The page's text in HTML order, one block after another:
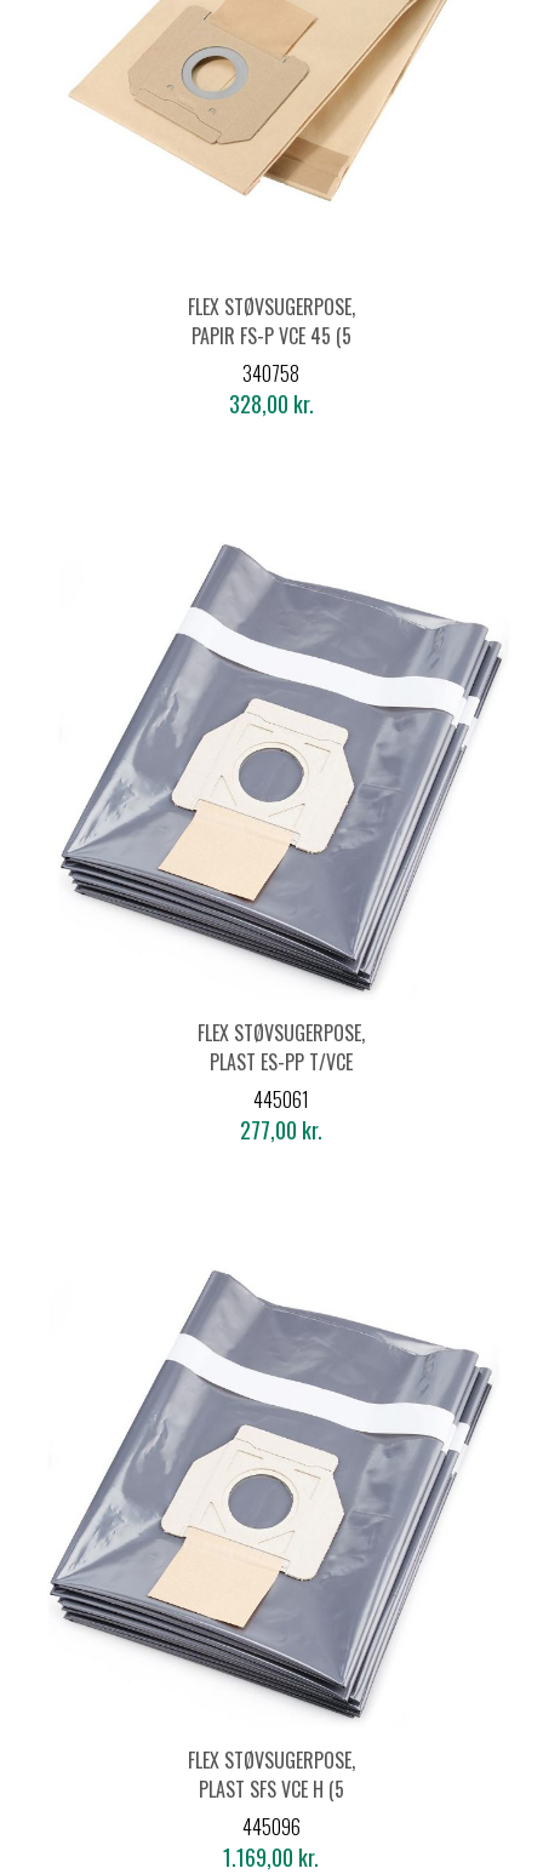
FLEX STØVSUGERPOSE,
PAPIR FS-P VCE 45 (5
STK.)
340758
328,00 kr.
FLEX STØVSUGERPOSE,
PLAST ES-PP T/VCE
L/M (5 STK.)
445061
277,00 kr.
FLEX STØVSUGERPOSE,
PLAST SFS VCE H (5
STK.)
445096
1.169,00 kr.